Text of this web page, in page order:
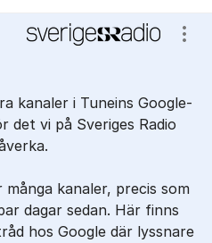
kanaler i Tuneins Google-
det vi på Sveriges Radio
många kanaler, precis som
dagar sedan. Här finns
hos Google där lyssnare